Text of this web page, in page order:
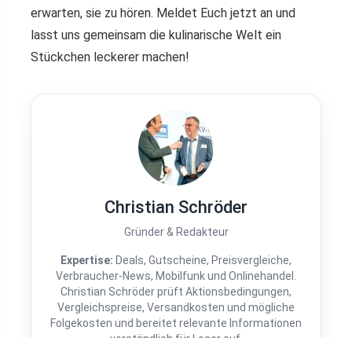
erwarten, sie zu hören. Meldet Euch jetzt an und
lasst uns gemeinsam die kulinarische Welt ein
Stückchen leckerer machen!
Christian Schröder
Gründer & Redakteur
Expertise: Deals, Gutscheine, Preisvergleiche,
Verbraucher-News, Mobilfunk und Onlinehandel.
Christian Schröder prüft Aktionsbedingungen,
Vergleichspreise, Versandkosten und mögliche
Folgekosten und bereitet relevante Informationen